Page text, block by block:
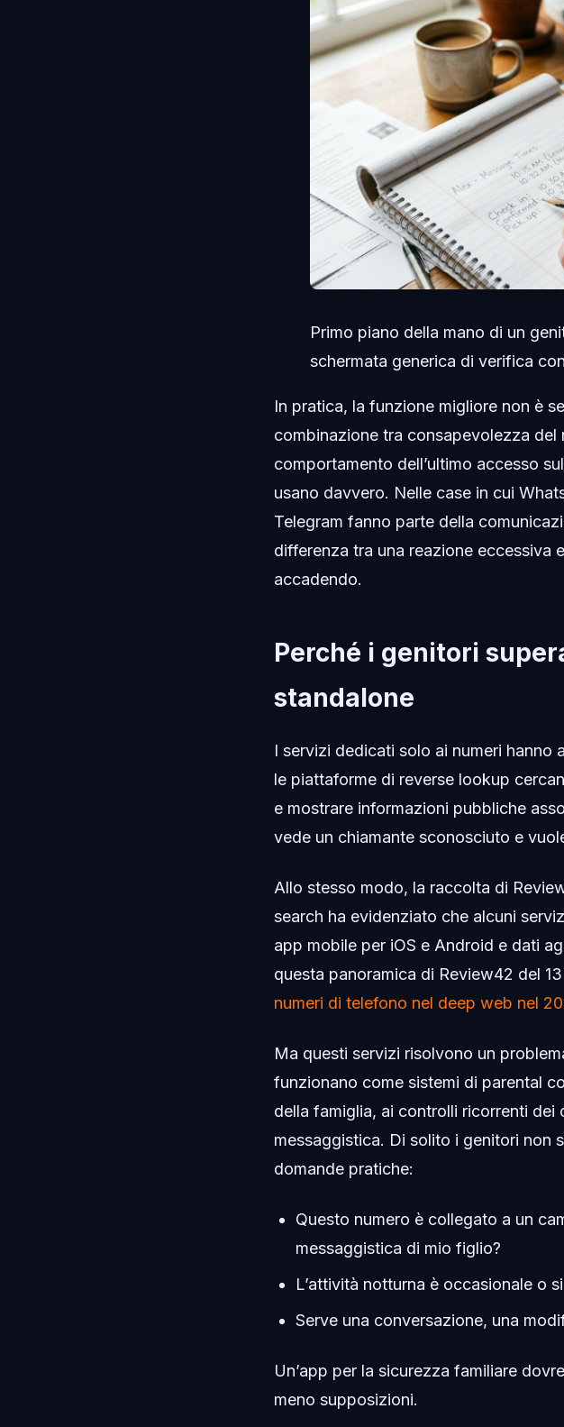
Primo piano della mano di un
schermata generica di verifica
In pratica, la funzione migliore non è
combinazione tra consapevolezza
comportamento dell’ultimo accesso
usano davvero. Nelle case in cui
Telegram fanno parte della
differenza tra una reazione eccessiva
accadendo.
Perché i genitori
standalone
I servizi dedicati solo ai numeri hanno
le piattaforme di reverse lookup
e mostrare informazioni pubbliche
vede un chiamante sconosciuto e
Allo stesso modo, la raccolta di
search ha evidenziato che alcuni
app mobile per iOS e Android e dati
questa panoramica di Review42 del
numeri di telefono nel deep web nel
Ma questi servizi risolvono un
funzionano come sistemi di parental
della famiglia, ai controlli ricorrenti
messaggistica. Di solito i genitori non
domande pratiche:
Questo numero è collegato a un
messaggistica di mio figlio?
L’attività notturna è occasionale o
Serve una conversazione, una
Un’app per la sicurezza familiare
meno supposizioni.